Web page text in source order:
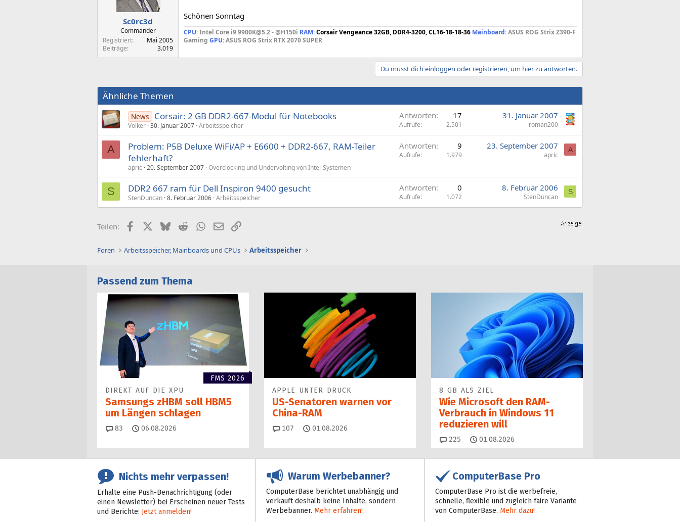
Sc0rc3d
Commander
Registriert
Mai 2005
Beiträge
3.019
Schönen Sonntag
CPU:Intel Core i9 9900K@5.2 - @H150i RAM:Corsair Vengeance 32GB, DDR4-3200, CL16-18-18-36 Mainboard:ASUS ROG Strix Z390-F
Gaming GPU:ASUS ROG Strix RTX 2070 SUPER
Du musst dich einloggen oder registrieren, um hier zu antworten.
Ähnliche Themen
News Corsair: 2 GB DDR2-667-Modul für Notebooks
Volker 30. Januar 2007 Arbeitsspeicher
Antworten 17
Aufrufe 2.501
31. Januar 2007
roman200
A
Problem: P5B Deluxe WiFi/AP + E6600 + DDR2-667, RAM-Teiler
fehlerhaft?
apric 20. September 2007 Overclocking und Undervolting von Intel-Systemen
Antworten 9
Aufrufe 1.979
23. September 2007
apric
A
S DDR2 667 ram für Dell Inspiron 9400 gesucht
StenDuncan 8. Februar 2006 Arbeitsspeicher
Antworten 0
Aufrufe 1.072
8. Februar 2006
StenDuncan
S
Teilen: FacebookX (Twitter)
BlueskyRedditWhatsApp
E-MailLink
Foren Arbeitsspeicher, Mainboards und CPUs Arbeitsspeicher
Passend zum Thema
FMS 2026
DIREKT AUF DIE XPU
Samsungs zHBM soll HBM5
um Längen schlagen
83 Kommentare
06.08.2026
APPLE UNTER DRUCK
US-Senatoren warnen vor
China-RAM
107 Kommentare
01.08.2026
8 GB ALS ZIEL
Wie Microsoft den RAM-
Verbrauch in Windows 11
reduzieren will
225 Kommentare
01.08.2026
Nichts mehr verpassen!
Erhalte eine Push-Benachrichtigung (oder
einen Newsletter) bei Erscheinen neuer Tests
und Berichte: Jetzt anmelden!
Warum Werbebanner?
ComputerBase berichtet unabhängig und
verkauft deshalb keine Inhalte, sondern
Werbebanner. Mehr erfahren!
ComputerBase Pro
ComputerBase Pro ist die werbefreie,
schnelle, flexible und zugleich faire Variante
von ComputerBase. Mehr dazu!